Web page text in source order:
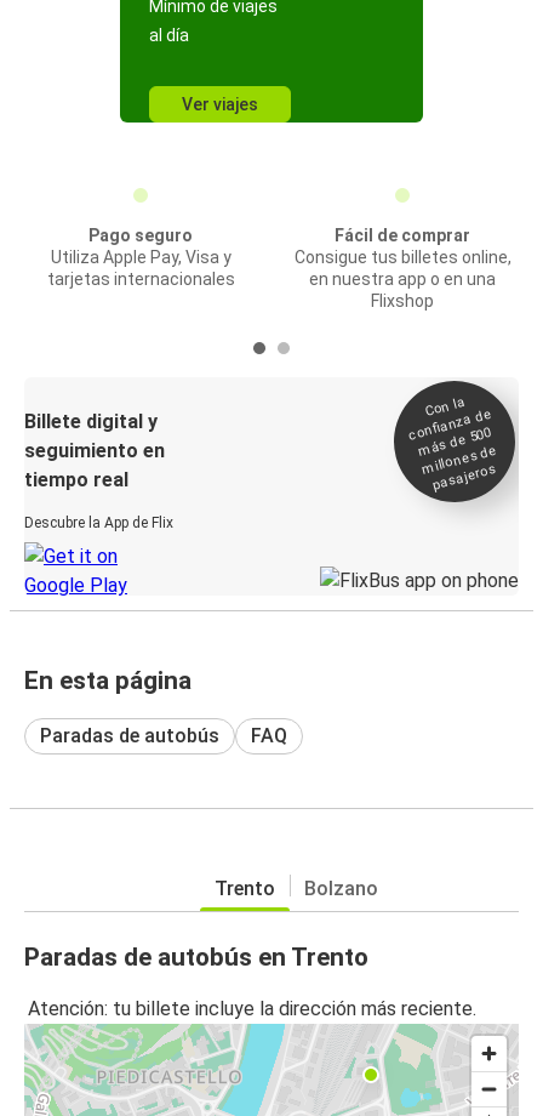
Mínimo de viajes
al día
Ver viajes
Pago seguro
Utiliza Apple Pay, Visa y
tarjetas internacionales
Fácil de comprar
Consigue tus billetes online,
en nuestra app o en una
Flixshop
Billete digital y
seguimiento en
tiempo real
Descubre la App de Flix
Con la
confianza de
más de 500
millones de
pasajeros
En esta página
Paradas de autobús FAQ
Trento Bolzano
Paradas de autobús en Trento
Atención: tu billete incluye la dirección más reciente.